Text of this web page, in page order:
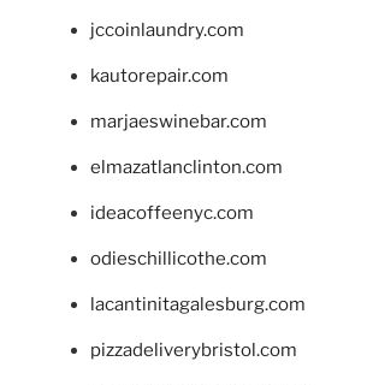
jccoinlaundry.com
kautorepair.com
marjaeswinebar.com
elmazatlanclinton.com
ideacoffeenyc.com
odieschillicothe.com
lacantinitagalesburg.com
pizzadeliverybristol.com